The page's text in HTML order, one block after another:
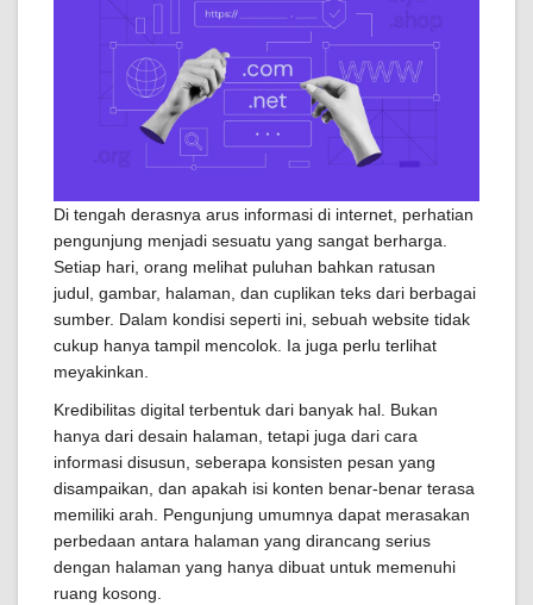
Di tengah derasnya arus informasi di internet, perhatian
pengunjung menjadi sesuatu yang sangat berharga.
Setiap hari, orang melihat puluhan bahkan ratusan
judul, gambar, halaman, dan cuplikan teks dari berbagai
sumber. Dalam kondisi seperti ini, sebuah website tidak
cukup hanya tampil mencolok. Ia juga perlu terlihat
meyakinkan.
Kredibilitas digital terbentuk dari banyak hal. Bukan
hanya dari desain halaman, tetapi juga dari cara
informasi disusun, seberapa konsisten pesan yang
disampaikan, dan apakah isi konten benar-benar terasa
memiliki arah. Pengunjung umumnya dapat merasakan
perbedaan antara halaman yang dirancang serius
dengan halaman yang hanya dibuat untuk memenuhi
ruang kosong.